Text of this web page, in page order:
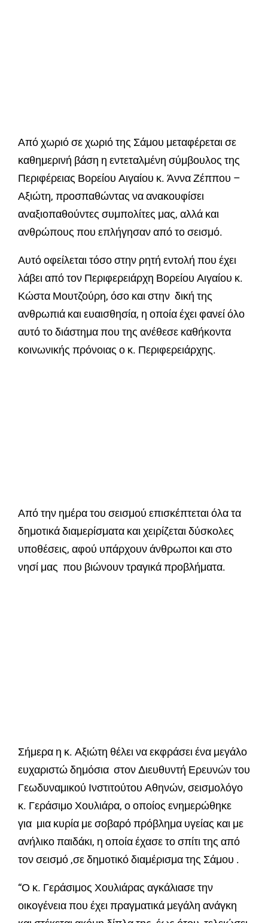
Από χωριό σε χωριό της Σάμου μεταφέρεται σε
καθημερινή βάση η εντεταλμένη σύμβουλος της
Περιφέρειας Βορείου Αιγαίου κ. Άννα Ζέππου –
Αξιώτη, προσπαθώντας να ανακουφίσει
αναξιοπαθούντες συμπολίτες μας, αλλά και
ανθρώπους που επλήγησαν από το σεισμό.
Αυτό οφείλεται τόσο στην ρητή εντολή που έχει
λάβει από τον Περιφερειάρχη Βορείου Αιγαίου κ.
Κώστα Μουτζούρη, όσο και στην δική της
ανθρωπιά και ευαισθησία, η οποία έχει φανεί όλο
αυτό το διάστημα που της ανέθεσε καθήκοντα
κοινωνικής πρόνοιας ο κ. Περιφερειάρχης.
Από την ημέρα του σεισμού επισκέπτεται όλα τα
δημοτικά διαμερίσματα και χειρίζεται δύσκολες
υποθέσεις, αφού υπάρχουν άνθρωποι και στο
νησί μας που βιώνουν τραγικά προβλήματα.
Σήμερα η κ. Αξιώτη θέλει να εκφράσει ένα μεγάλο
ευχαριστώ δημόσια στον Διευθυντή Ερευνών του
Γεωδυναμικού Ινστιτούτου Αθηνών, σεισμολόγο
κ. Γεράσιμο Χουλιάρα, ο οποίος ενημερώθηκε
για μια κυρία με σοβαρό πρόβλημα υγείας και με
ανήλικο παιδάκι, η οποία έχασε το σπίτι της από
τον σεισμό ,σε δημοτικό διαμέρισμα της Σάμου .
“Ο κ. Γεράσιμος Χουλιάρας αγκάλιασε την
οικογένεια που έχει πραγματικά μεγάλη ανάγκη